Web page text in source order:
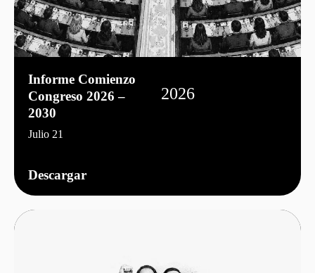
Informe Comienzo
Congreso 2026 –
2030
2026
Julio 21
Descargar